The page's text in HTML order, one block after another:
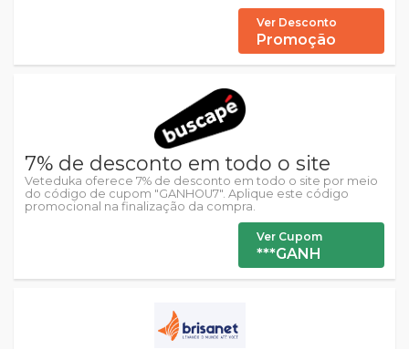
Ver Desconto
Promoção
7% de desconto em todo o site
Veteduka oferece 7% de desconto em todo o site por meio
do código de cupom "GANHOU7". Aplique este código
promocional na finalização da compra.
Ver Cupom
***GANH